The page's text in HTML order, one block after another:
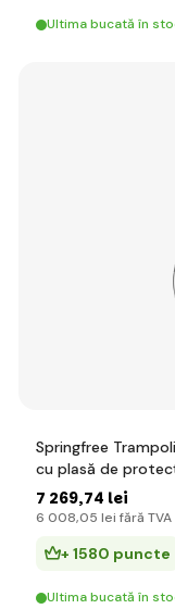
Ultima bucată în
Springfree
cu plasă de
7 269,74 lei
6 008,05 lei fără TVA
+ 1580 puncte
Ultima bucată în